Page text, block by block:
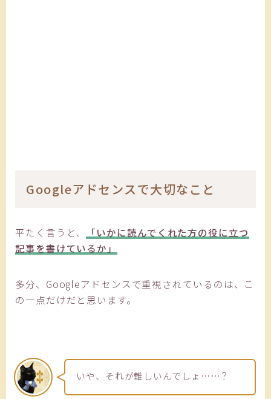
Googleアドセンスで大切なこと
平たく言うと、
「いかに読んでくれた方の役に立つ
記事を書けているか」
多分、Googleアドセンスで重視されているのは、こ
の一点だけだと思います。
いや、それが難しいんでしょ……？